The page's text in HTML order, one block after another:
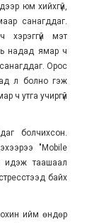
юм хийхгүй,
санагддаг.
мэт
надад ямар ч
Орос
л болно гэж
ч утга учиргүй
болчихсон.
"Mobile
идэж таашаал
байх
ийм өндөр